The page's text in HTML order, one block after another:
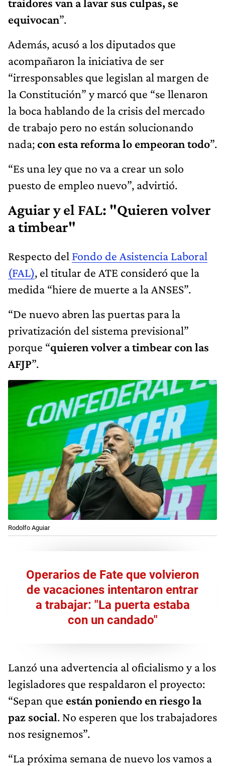
traidores van a lavar sus culpas, se
equivocan”.
Además, acusó a los diputados que
acompañaron la iniciativa de ser
“irresponsables que legislan al margen de
la Constitución” y marcó que “se llenaron
la boca hablando de la crisis del mercado
de trabajo pero no están solucionando
nada;con esta reforma lo empeoran todo”.
“Es una ley que no va a crear un solo
puesto de empleo nuevo”, advirtió.
Aguiar y el FAL: "Quieren volver
a timbear"
Respecto del Fondo de Asistencia Laboral
(FAL), el titular de ATE consideró que la
medida “hiere de muerte a la ANSES”.
“De nuevo abren las puertas para la
privatización del sistema previsional”
porque “quieren volver a timbear con las
AFJP”.
Rodolfo Aguiar
Operarios de Fate que volvieron
de vacaciones intentaron entrar
a trabajar: "La puerta estaba
con un candado"
Lanzó una advertencia al oficialismo y a los
legisladores que respaldaron el proyecto:
“Sepan que están poniendo en riesgo la
paz social. No esperen que los trabajadores
nos resignemos”.
“La próxima semana de nuevo los vamos a